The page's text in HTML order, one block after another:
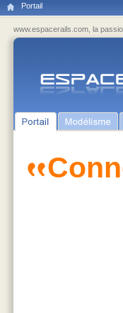
Portail
www.espacerails.com, la